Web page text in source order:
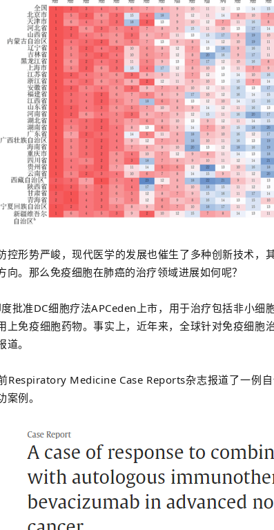
控形势严峻，现代医学的发展也催生了多种创新技术，
向。 那么免疫细胞在肺癌的治疗领域进展如何呢？
批准DC细胞疗法APCeden上市，用于治疗包括非小细
上免疫细胞药物。事实上，近年来，全球针对免疫细胞
道。
Respiratory Medicine Case Reports杂志报道了一例
案例 。